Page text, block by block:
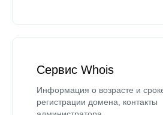
Сервис Whois
Информация о возрасте и
регистрации домена, контакты